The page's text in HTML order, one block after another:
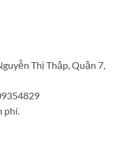
Thị Thập, Quận 7,
phí.